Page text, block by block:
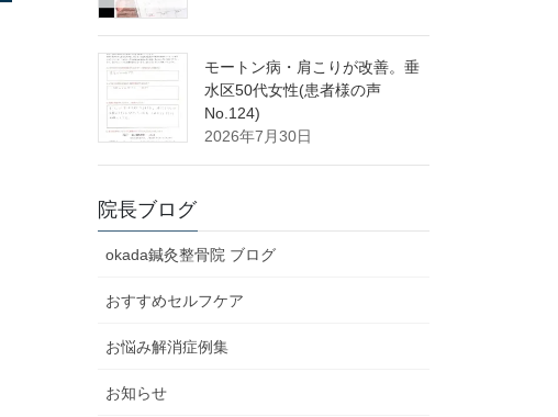
モートン病・肩こりが改善。垂
水区50代女性(患者様の声
No.124)
2026年7月30日
院長ブログ
okada鍼灸整骨院 ブログ
おすすめセルフケア
お悩み解消症例集
お知らせ